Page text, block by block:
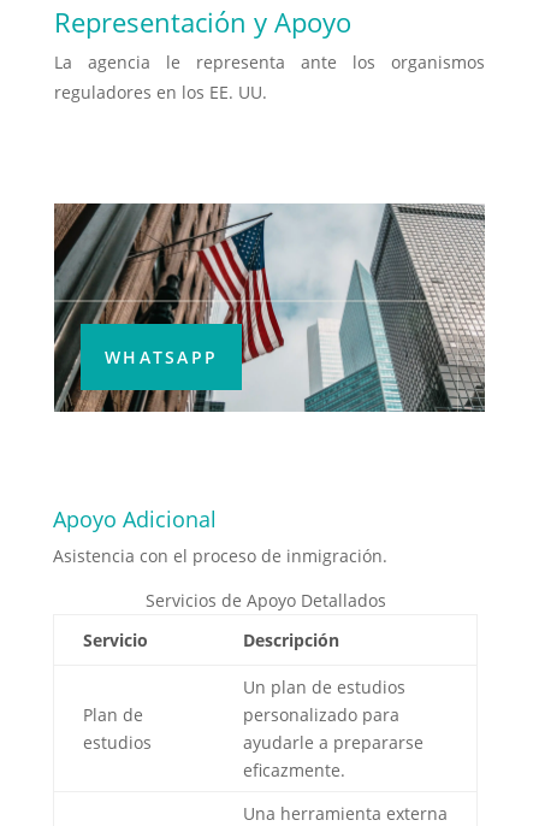
Representación y Apoyo
La agencia le representa ante los organismos
reguladores en los EE. UU.
WHATSAPP
Apoyo Adicional
Asistencia con el proceso de inmigración.
Servicios de Apoyo Detallados
Servicio
Descripción
Plan de
estudios
Un plan de estudios
personalizado para
ayudarle a prepararse
eficazmente.
Una herramienta externa